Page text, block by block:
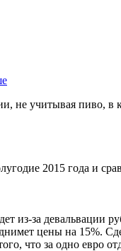
не учитывая пиво,
2015 года и
из-за девальвации
цены на 15%.
что за одно евро